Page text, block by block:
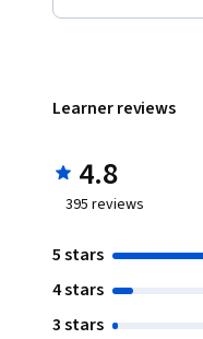
Learner reviews
4.8
395 reviews
5 stars
4 stars
3 stars